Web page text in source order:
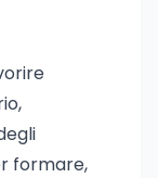
formare,